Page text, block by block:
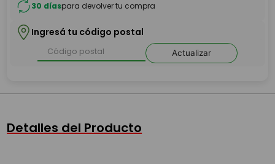
30 díaspara devolver tu compra
Ingresá tu código postal
Actualizar
Detalles del Producto